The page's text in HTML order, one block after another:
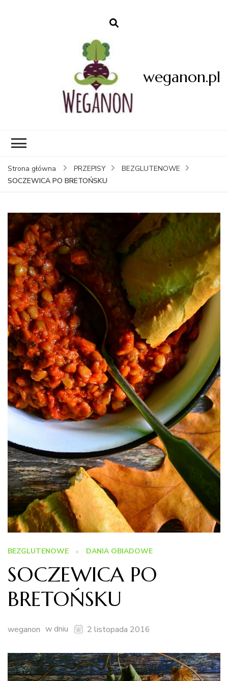
weganon.pl
Strona główna PRZEPISY
BEZGLUTENOWE
SOCZEWICA PO BRETOŃSKU
BEZGLUTENOWE DANIA OBIADOWE
SOCZEWICA PO
BRETOŃSKU
weganon w dniu 2 listopada 2016